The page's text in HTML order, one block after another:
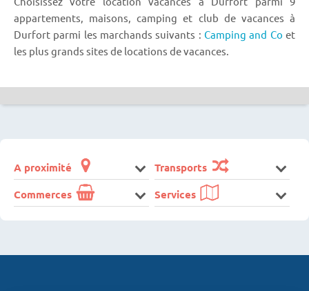
appartements, maisons, camping et club de vacances à
Durfort parmi les marchands suivants : Camping and Co et
les plus grands sites de locations de vacances.
A proximité
Transports
Commerces
Services